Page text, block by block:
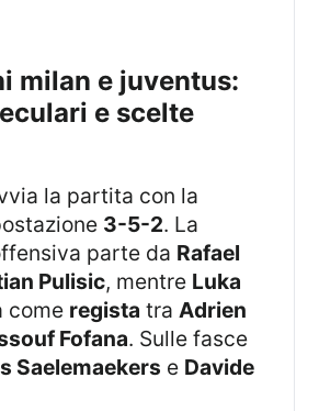
e scelte
3-5-2. La
parte da Rafael
Pulisic, mentre Luka
come regista traAdrien
Fofana. Sulle fasce
Saelemaekers e Davide